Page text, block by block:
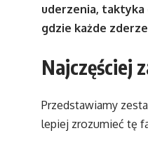
uderzenia,
gdzie każde
Najczęściej
Przedstawiamy
lepiej zrozumieć tę